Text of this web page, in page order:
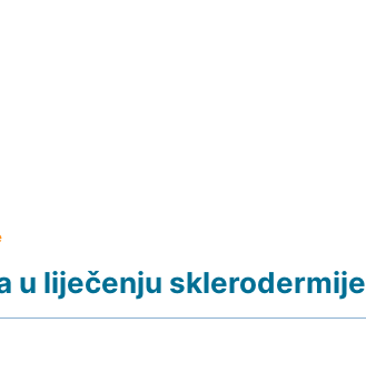
u liječenju sklerodermije